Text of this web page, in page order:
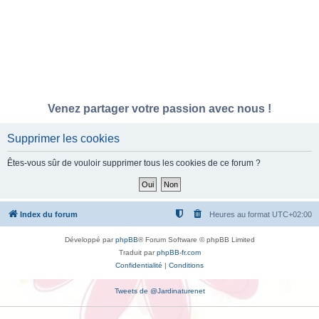
Venez partager votre passion avec nous !
Supprimer les cookies
Êtes-vous sûr de vouloir supprimer tous les cookies de ce forum ?
Index du forum Heures au format UTC+02:00
Développé parphpBB® Forum Software © phpBB Limited
Traduit parphpBB-fr.com
Confidentialité | Conditions
Tweets de @Jardinaturenet